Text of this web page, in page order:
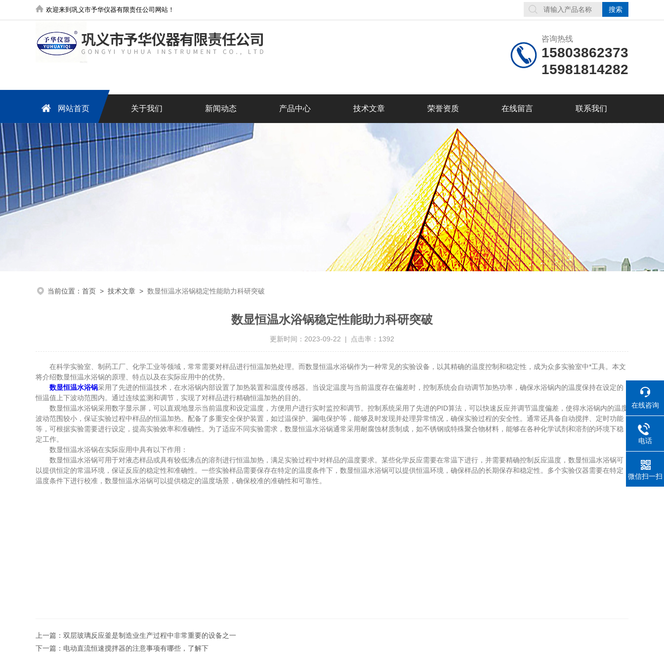
欢迎来到巩义市予华仪器有限责任公司网站！
咨询热线
15803862373
15981814282
网站首页 关于我们 新闻动态 产品中心 技术文章 荣誉资质 在线留言 联系我们
当前位置： 首页 > 技术文章 > 数显恒温水浴锅稳定性能助力科研突破
数显恒温水浴锅稳定性能助力科研突破
更新时间：2023-09-22 | 点击率：1392
在科学实验室、制药工厂、化学工业等领域，常常需要对样品进行恒温加热处理。而数显恒温水浴锅作为一种常见的实验设备，以其精确的温度控制和稳定性，成为众多实验室中*工具。本文
将介绍数显恒温水浴锅的原理、特点以及在实际应用中的优势。
数显恒温水浴锅采用了先进的恒温技术，在水浴锅内部设置了加热装置和温度传感器。当设定温度与当前温度存在偏差时，控制系统会自动调节加热功率，确保水浴锅内的温度保持在设定的
恒温值上下波动范围内。通过连续监测和调节，实现了对样品进行精确恒温加热的目的。
数显恒温水浴锅采用数字显示屏，可以直观地显示当前温度和设定温度，方便用户进行实时监控和调节。控制系统采用了先进的PID算法，可以快速反应并调节温度偏差，使得水浴锅内的温度
波动范围较小，保证实验过程中样品的恒温加热。配备了多重安全保护装置，如过温保护、漏电保护等，能够及时发现并处理异常情况，确保实验过程的安全性。通常还具备自动搅拌、定时功能
等，可根据实验需要进行设定，提高实验效率和准确性。为了适应不同实验需求，数显恒温水浴锅通常采用耐腐蚀材质制成，如不锈钢或特殊聚合物材料，能够在各种化学试剂和溶剂的环境下稳
定工作。
数显恒温水浴锅在实际应用中具有以下作用：
数显恒温水浴锅可用于对液态样品或具有较低沸点的溶剂进行恒温加热，满足实验过程中对样品的温度要求。某些化学反应需要在常温下进行，并需要精确控制反应温度，数显恒温水浴锅可
以提供恒定的常温环境，保证反应的稳定性和准确性。一些实验样品需要保存在特定的温度条件下，数显恒温水浴锅可以提供恒温环境，确保样品的长期保存和稳定性。多个实验仪器需要在特定
温度条件下进行校准，数显恒温水浴锅可以提供稳定的温度场景，确保校准的准确性和可靠性。
上一篇： 双层玻璃反应釜是制造业生产过程中非常重要的设备之一
下一篇： 电动直流恒速搅拌器的注意事项有哪些，了解下
在线咨询
电话
微信扫一扫